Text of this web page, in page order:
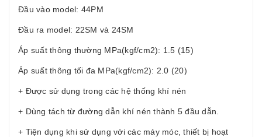
Đầu vào model: 44PM
Đầu ra model: 22SM và 24SM
Áp suất thông thường MPa(kgf/cm2): 1.5 (15)
Áp suất thông tối đa MPa(kgf/cm2): 2.0 (20)
+ Được sử dụng trong các hệ thống khí nén
+ Dùng tách từ đường dẫn khí nén thành 5 đầu dẫn.
+ Tiện dụng khi sử dụng với các máy móc, thiết bị hoạt